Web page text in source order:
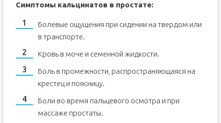
Симптомы кальцинатов в простате:
Болевые ощущения при сидении на твердом или
в транспорте.
Кровь в моче и семенной жидкости.
Боль в промежности, распространяющаяся на
крестец и поясницу.
Боли во время пальцевого осмотра и при
массаже простаты.